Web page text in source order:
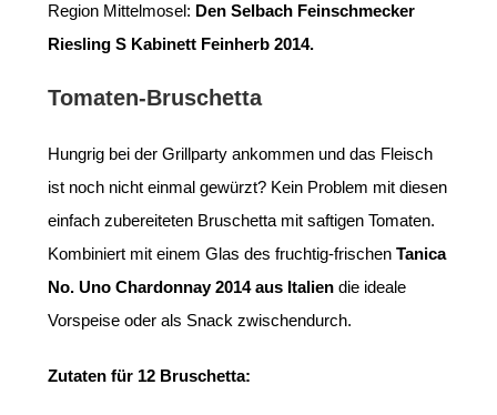
Region Mittelmosel: Den Selbach Feinschmecker
Riesling S Kabinett Feinherb 2014.
Tomaten-Bruschetta
Hungrig bei der Grillparty ankommen und das Fleisch
ist noch nicht einmal gewürzt? Kein Problem mit diesen
einfach zubereiteten Bruschetta mit saftigen Tomaten.
Kombiniert mit einem Glas des fruchtig-frischen Tanica
No. Uno Chardonnay 2014 aus Italien die ideale
Vorspeise oder als Snack zwischendurch.
Zutaten für 12 Bruschetta: